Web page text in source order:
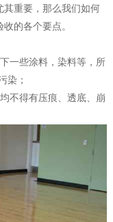
其重要，那么我们如何
的各个要点。
一些涂料，染料等，所
染；
不得有压痕、透底、崩